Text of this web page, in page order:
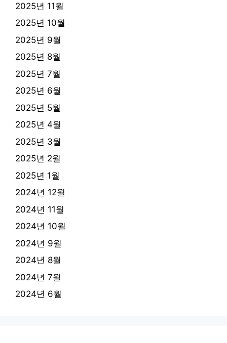
2025년 11월
2025년 10월
2025년 9월
2025년 8월
2025년 7월
2025년 6월
2025년 5월
2025년 4월
2025년 3월
2025년 2월
2025년 1월
2024년 12월
2024년 11월
2024년 10월
2024년 9월
2024년 8월
2024년 7월
2024년 6월